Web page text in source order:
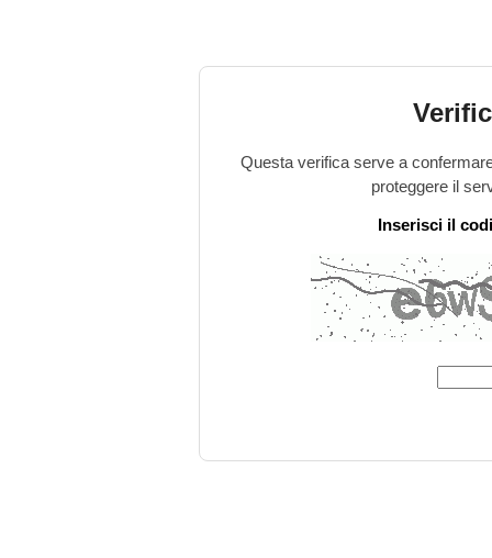
Questa verifica serve a
proteggere il
Inserisci il